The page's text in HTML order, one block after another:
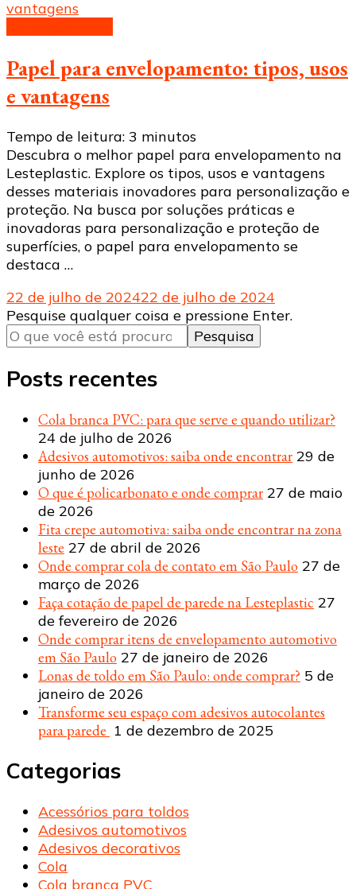
Papel para envelopamento: tipos, usos
e vantagens
Tempo de leitura: 3 minutos
Descubra o melhor papel para envelopamento na
Lesteplastic. Explore os tipos, usos e vantagens
desses materiais inovadores para personalização e
proteção. Na busca por soluções práticas e
inovadoras para personalização e proteção de
superfícies, o papel para envelopamento se
destaca …
22 de julho de 202422 de julho de 2024
Procurando
algo?
Pesquise qualquer coisa e pressione Enter.
Posts recentes
Cola branca PVC: para que serve e quando utilizar?
24 de julho de 2026
Adesivos automotivos: saiba onde encontrar 29 de
junho de 2026
O que é policarbonato e onde comprar 27 de maio
de 2026
Fita crepe automotiva: saiba onde encontrar na zona
leste 27 de abril de 2026
Onde comprar cola de contato em São Paulo 27 de
março de 2026
Faça cotação de papel de parede na Lesteplastic 27
de fevereiro de 2026
Onde comprar itens de envelopamento automotivo
em São Paulo 27 de janeiro de 2026
Lonas de toldo em São Paulo: onde comprar? 5 de
janeiro de 2026
Transforme seu espaço com adesivos autocolantes
para parede 1 de dezembro de 2025
Categorias
Acessórios para toldos
Adesivos automotivos
Adesivos decorativos
Cola
Cola branca PVC